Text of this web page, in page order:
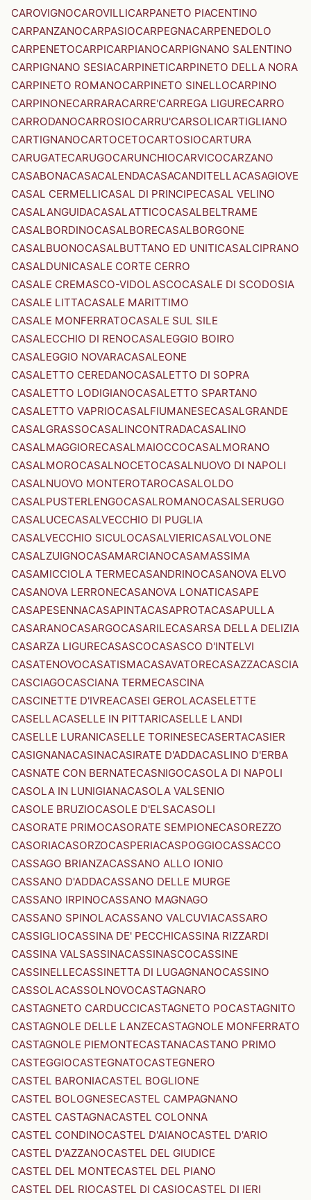
CAROVIGNOCAROVILLICARPANETO PIACENTINO
CARPANZANOCARPASIOCARPEGNACARPENEDOLO
CARPENETOCARPICARPIANOCARPIGNANO SALENTINO
CARPIGNANO SESIACARPINETICARPINETO DELLA NORA
CARPINETO ROMANOCARPINETO SINELLOCARPINO
CARPINONECARRARACARRE'CARREGA LIGURECARRO
CARRODANOCARROSIOCARRU'CARSOLICARTIGLIANO
CARTIGNANOCARTOCETOCARTOSIOCARTURA
CARUGATECARUGOCARUNCHIOCARVICOCARZANO
CASABONACASACALENDACASACANDITELLACASAGIOVE
CASAL CERMELLICASAL DI PRINCIPECASAL VELINO
CASALANGUIDACASALATTICOCASALBELTRAME
CASALBORDINOCASALBORECASALBORGONE
CASALBUONOCASALBUTTANO ED UNITICASALCIPRANO
CASALDUNICASALE CORTE CERRO
CASALE CREMASCO-VIDOLASCOCASALE DI SCODOSIA
CASALE LITTACASALE MARITTIMO
CASALE MONFERRATOCASALE SUL SILE
CASALECCHIO DI RENOCASALEGGIO BOIRO
CASALEGGIO NOVARACASALEONE
CASALETTO CEREDANOCASALETTO DI SOPRA
CASALETTO LODIGIANOCASALETTO SPARTANO
CASALETTO VAPRIOCASALFIUMANESECASALGRANDE
CASALGRASSOCASALINCONTRADACASALINO
CASALMAGGIORECASALMAIOCCOCASALMORANO
CASALMOROCASALNOCETOCASALNUOVO DI NAPOLI
CASALNUOVO MONTEROTAROCASALOLDO
CASALPUSTERLENGOCASALROMANOCASALSERUGO
CASALUCECASALVECCHIO DI PUGLIA
CASALVECCHIO SICULOCASALVIERICASALVOLONE
CASALZUIGNOCASAMARCIANOCASAMASSIMA
CASAMICCIOLA TERMECASANDRINOCASANOVA ELVO
CASANOVA LERRONECASANOVA LONATICASAPE
CASAPESENNACASAPINTACASAPROTACASAPULLA
CASARANOCASARGOCASARILECASARSA DELLA DELIZIA
CASARZA LIGURECASASCOCASASCO D'INTELVI
CASATENOVOCASATISMACASAVATORECASAZZACASCIA
CASCIAGOCASCIANA TERMECASCINA
CASCINETTE D'IVREACASEI GEROLACASELETTE
CASELLACASELLE IN PITTARICASELLE LANDI
CASELLE LURANICASELLE TORINESECASERTACASIER
CASIGNANACASINACASIRATE D'ADDACASLINO D'ERBA
CASNATE CON BERNATECASNIGOCASOLA DI NAPOLI
CASOLA IN LUNIGIANACASOLA VALSENIO
CASOLE BRUZIOCASOLE D'ELSACASOLI
CASORATE PRIMOCASORATE SEMPIONECASOREZZO
CASORIACASORZOCASPERIACASPOGGIOCASSACCO
CASSAGO BRIANZACASSANO ALLO IONIO
CASSANO D'ADDACASSANO DELLE MURGE
CASSANO IRPINOCASSANO MAGNAGO
CASSANO SPINOLACASSANO VALCUVIACASSARO
CASSIGLIOCASSINA DE' PECCHICASSINA RIZZARDI
CASSINA VALSASSINACASSINASCOCASSINE
CASSINELLECASSINETTA DI LUGAGNANOCASSINO
CASSOLACASSOLNOVOCASTAGNARO
CASTAGNETO CARDUCCICASTAGNETO POCASTAGNITO
CASTAGNOLE DELLE LANZECASTAGNOLE MONFERRATO
CASTAGNOLE PIEMONTECASTANACASTANO PRIMO
CASTEGGIOCASTEGNATOCASTEGNERO
CASTEL BARONIACASTEL BOGLIONE
CASTEL BOLOGNESECASTEL CAMPAGNANO
CASTEL CASTAGNACASTEL COLONNA
CASTEL CONDINOCASTEL D'AIANOCASTEL D'ARIO
CASTEL D'AZZANOCASTEL DEL GIUDICE
CASTEL DEL MONTECASTEL DEL PIANO
CASTEL DEL RIOCASTEL DI CASIOCASTEL DI IERI